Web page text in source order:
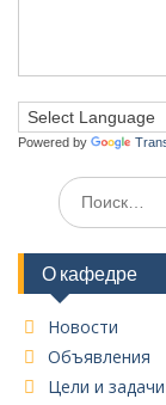
Powered by
Искать:
О кафедре
Новости
Объявления
Цели и задачи